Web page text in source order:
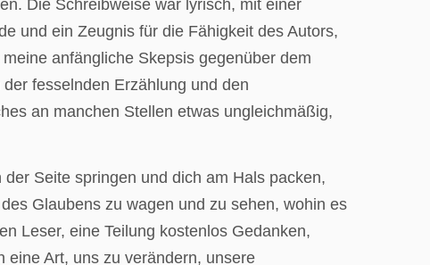
Die Schreibweise war lyrisch, mit einer
und ein Zeugnis für die Fähigkeit des Autors,
anfängliche Skepsis gegenüber dem
fesselnden Erzählung und den
an manchen Stellen etwas ungleichmäßig,
Seite springen und dich am Hals packen,
Glaubens zu wagen und zu sehen, wohin es
Leser, eine Teilung kostenlos Gedanken,
eine Art, uns zu verändern, unsere